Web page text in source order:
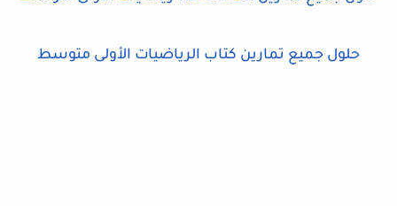
حلول جميع تمارين كتاب الرياضيات الأولى متوسط